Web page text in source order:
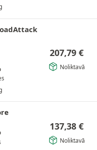
207,79 €
Noliktavā
137,38 €
Noliktavā